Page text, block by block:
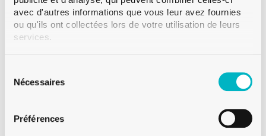
avec d'autres informations que vous leur avez fournies
ou qu'ils ont collectées lors de votre utilisation de leurs
services.
Nécessaires
Préférences
Contenance
50 cl
Poids
600 g
Hauteur
Paletisation